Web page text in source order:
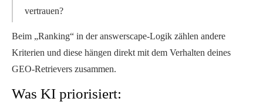
vertrauen?
Beim „Ranking“ in der answerscape-Logik zählen andere
Kriterien und diese hängen direkt mit dem Verhalten deines
GEO-Retrievers zusammen.
Was KI priorisiert: